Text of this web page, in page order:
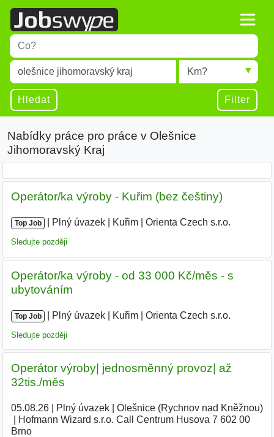
Title
Type 1 or more characters for results.
Místo
Type 1 or more characters for results.
Radius
Hledat Filter
Nabídky práce pro práce v Olešnice
Jihomoravský Kraj
Operátor/ka výroby - Kuřim (bez češtiny)
Top Job Plný úvazek Kuřim Orienta Czech s.r.o.
Sledujte později
Operátor/ka výroby - od 33 000 Kč/měs - s
ubytováním
Top Job Plný úvazek Kuřim Orienta Czech s.r.o.
Sledujte později
Operátor výroby| jednosměnný provoz| až
32tis./měs
05.08.26| Plný úvazek| Olešnice (Rychnov nad Kněžnou)|
Hofmann Wizard s.r.o. Call Centrum Husova 7 602 00
Brno